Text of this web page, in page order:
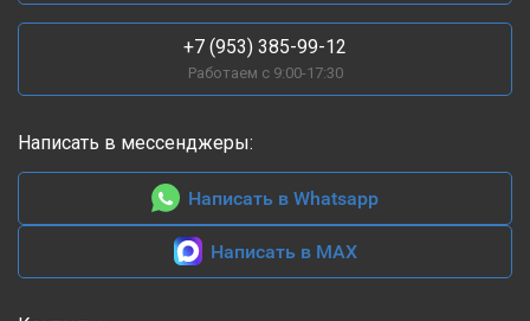
+7 (953) 385-99-12
Работаем с 9:00-17:30
Написать в мессенджеры:
Написать в Whatsapp
Написать в MAX